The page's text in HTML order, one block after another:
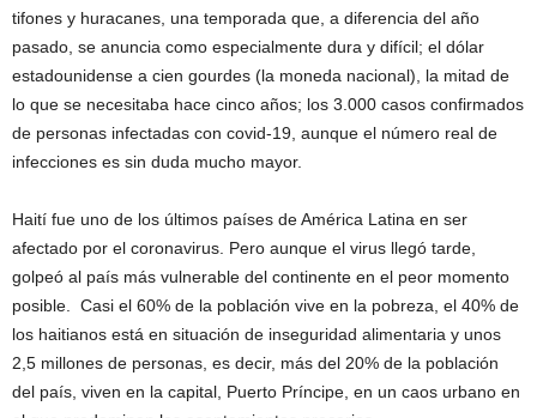
tifones y huracanes, una temporada que, a diferencia del año
pasado, se anuncia como especialmente dura y difícil; el dólar
estadounidense a cien gourdes (la moneda nacional), la mitad de
lo que se necesitaba hace cinco años; los 3.000 casos confirmados
de personas infectadas con covid-19, aunque el número real de
infecciones es sin duda mucho mayor.
Haití fue uno de los últimos países de América Latina en ser
afectado por el coronavirus. Pero aunque el virus llegó tarde,
golpeó al país más vulnerable del continente en el peor momento
posible. Casi el 60% de la población vive en la pobreza, el 40% de
los haitianos está en situación de inseguridad alimentaria y unos
2,5 millones de personas, es decir, más del 20% de la población
del país, viven en la capital, Puerto Príncipe, en un caos urbano en